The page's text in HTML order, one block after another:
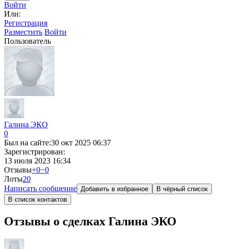
Войти
Или:
Регистрация
Разместить Войти
Пользователь
Галина ЭКО
0
Был на сайте:30 окт 2025 06:37
Зарегистрирован:
13 июля 2023 16:34
Отзывы+0−0
Лоты20
Написать сообщение Добавить в избранное
В чёрный список
В список контактов
Отзывы о сделках Галина ЭКО